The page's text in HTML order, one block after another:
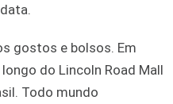
gostos e bolsos. Em
do Lincoln Road Mall
Todo mundo